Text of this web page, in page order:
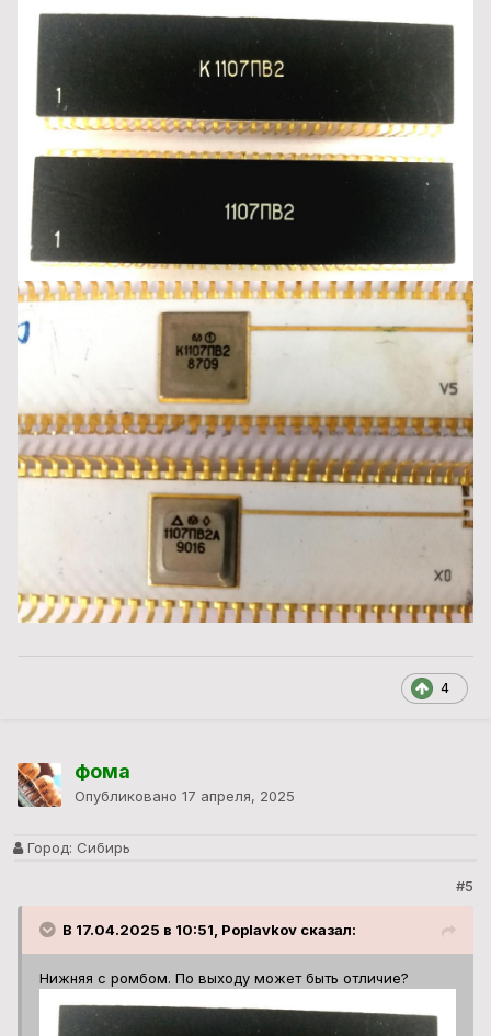
4
фома
Опубликовано 17 апреля, 2025
Город: Сибирь
#5
В 17.04.2025 в 10:51, Poplavkov сказал:
Нижняя с ромбом. По выходу может быть отличие?